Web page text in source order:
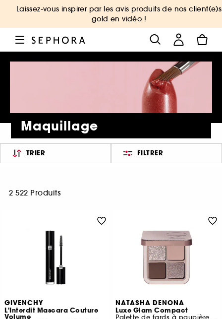
Laissez-vous inspirer par les avis produits de nos client(e)s
gold en vidéo !
Maquillage
TRIER FILTRER
2 522 Produits
GIVENCHY
L'Interdit Mascara Couture
Volume
NATASHA DENONA
Luxe Glam Compact
Palette de fards à paupières quad